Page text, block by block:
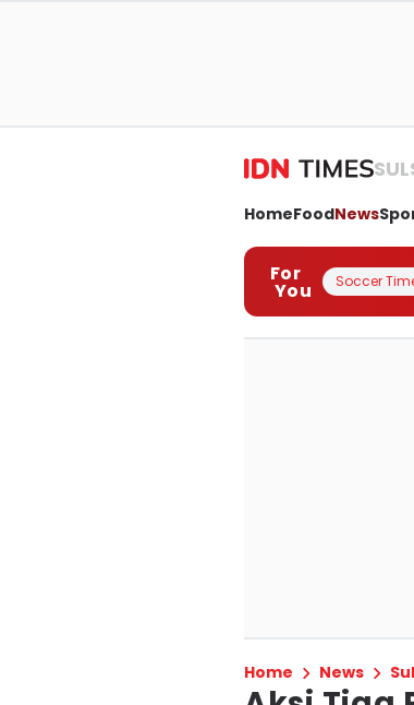
HomeFoodNews
For
You Soccer
Home News